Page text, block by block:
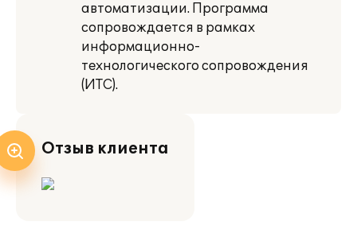
автоматизации. Программа
сопровождается в рамках
информационно-
технологического сопровождения
(ИТС).
Отзыв клиента